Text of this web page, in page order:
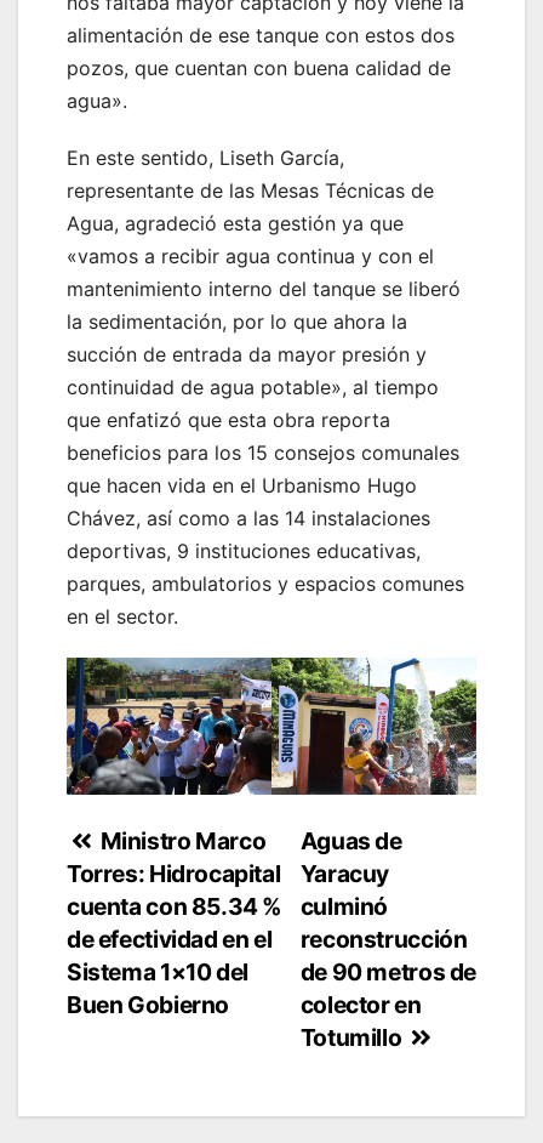
alimentación de ese tanque con estos dos
pozos, que cuentan con buena calidad de
agua».
En este sentido, Liseth García,
representante de las Mesas Técnicas de
Agua, agradeció esta gestión ya que
«vamos a recibir agua continua y con el
mantenimiento interno del tanque se liberó
la sedimentación, por lo que ahora la
succión de entrada da mayor presión y
continuidad de agua potable», al tiempo
que enfatizó que esta obra reporta
beneficios para los 15 consejos comunales
que hacen vida en el Urbanismo Hugo
Chávez, así como a las 14 instalaciones
deportivas, 9 instituciones educativas,
parques, ambulatorios y espacios comunes
en el sector.
Navegación
de
entradas
Aguas de
Yaracuy
culminó
reconstrucción
de 90 metros de
colector en
Totumillo
Ministro Marco
Torres: Hidrocapital
cuenta con 85.34 %
de efectividad en el
Sistema 1×10 del
Buen Gobierno